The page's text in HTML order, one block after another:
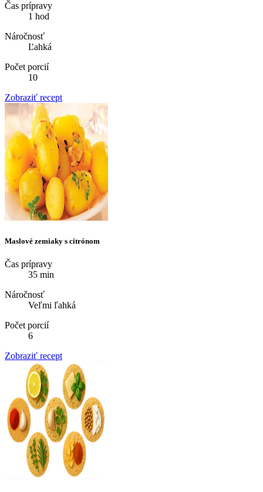
Čas prípravy
1 hod
Náročnosť
Ľahká
Počet porcií
10
Zobraziť recept
Maslové zemiaky s citrónom
Čas prípravy
35 min
Náročnosť
Veľmi ľahká
Počet porcií
6
Zobraziť recept